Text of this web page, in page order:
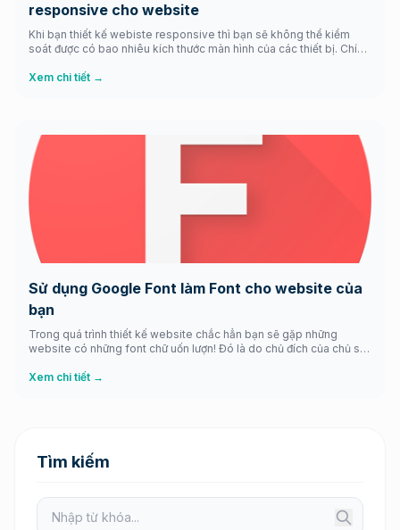
responsive cho website
Khi bạn thiết kế webiste responsive thì bạn sẽ không thể kiểm
soát được có bao nhiêu kích thước màn hình của các thiết bị. Chính
cho các thiết bị. Điều này giúp cho việc bạn thiết kế giao diện tùy
Xem chi tiết →
Sử dụng Google Font làm Font cho website của
bạn
Trong quá trình thiết kế website chắc hẳn bạn sẽ gặp những
website có những font chữ uốn lượn! Đó là do chủ đích của chủ sở
diện cũng phải chiều theo ý muốn. Tuy nhiên có một điều là không
Xem chi tiết →
Tìm kiếm